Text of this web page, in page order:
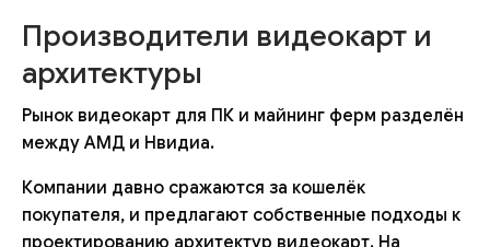
Производители видеокарт и
архитектуры
Рынок видеокарт для ПК и майнинг ферм разделён
между АМД и Нвидиа.
Компании давно сражаются за кошелёк
покупателя, и предлагают собственные подходы к
проектированию архитектур видеокарт. На